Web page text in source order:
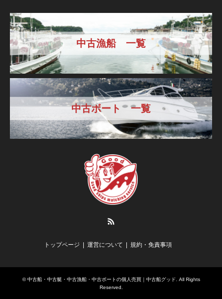
中古漁船 一覧
中古ボート 一覧
トップページ 運営について 規約・免責事項
©中古船・中古艇・中古漁船・中古ボートの個人売買｜中古船グッド . All Rights
Reserved.